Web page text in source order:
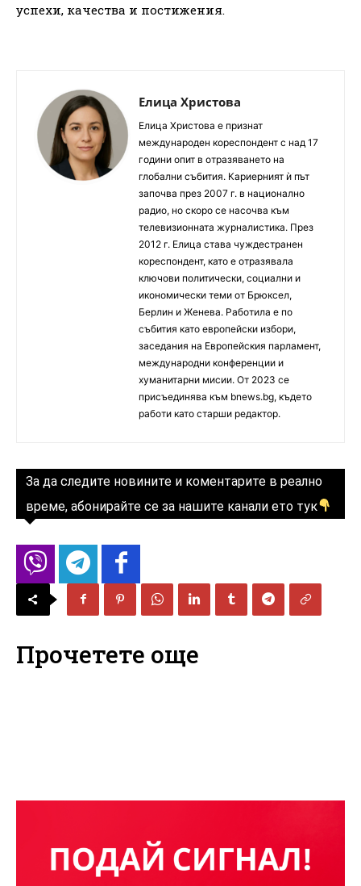
успехи, качества и постижения.
Елица Христова
Елица Христова е признат
международен кореспондент с над 17
години опит в отразяването на
глобални събития. Кариерният ѝ път
започва през 2007 г. в национално
радио, но скоро се насочва към
телевизионната журналистика. През
2012 г. Елица става чуждестранен
кореспондент, като е отразявала
ключови политически, социални и
икономически теми от Брюксел,
Берлин и Женева. Работила е по
събития като европейски избори,
заседания на Европейския парламент,
международни конференции и
хуманитарни мисии. От 2023 се
присъединява към bnews.bg, където
работи като старши редактор.
За да следите новините и коментарите в реално
време, абонирайте се за нашите канали ето тук
Прочетете още